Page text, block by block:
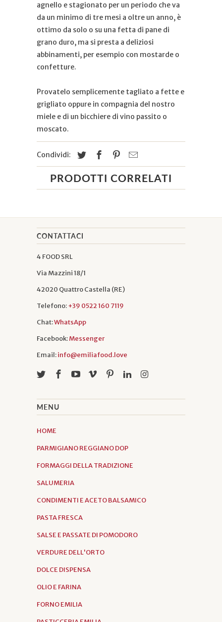
agnello e stagionato per un periodo che va
da un minimo di tre mesi a oltre un anno, è
ottimo da solo o su una fetta di pane di
grano duro, ma si presta a deliziosi
abbinamenti, per esempio con mostarde o
confetture.
Provatelo semplicemente tagliato a fette e
grigliato oppure in compagnia del nostro
miele e di un bicchiere di vino passito o
moscato.
Condividi:
PRODOTTI CORRELATI
CONTATTACI
4 FOOD SRL
Via Mazzini 18/1
42020 Quattro Castella (RE)
Telefono:+39 0522 160 7119
Chat:WhatsApp
Facebook:Messenger
Email:info@emiliafood.love
MENU
HOME
PARMIGIANO REGGIANO DOP
FORMAGGI DELLA TRADIZIONE
SALUMERIA
CONDIMENTI E ACETO BALSAMICO
PASTA FRESCA
SALSE E PASSATE DI POMODORO
VERDURE DELL'ORTO
DOLCE DISPENSA
OLIO E FARINA
FORNO EMILIA